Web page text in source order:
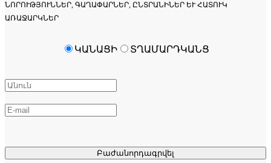
ՆՈՐՈՒԹՅՈՒՆՆԵՐ, ԳԱՂԱՓԱՐՆԵՐ, ԸՆՏՐԱՆԻՆԵՐ ԵՒ ՀԱՏՈՒԿ Ա
ՌԱՋԱՐԿՆԵՐ
Բաժանորդագրվել
ԿԱՆԱՑԻ ՏՂԱՄԱՐԴԿԱՆՑ